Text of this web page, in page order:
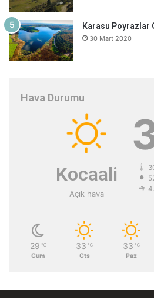
Karasu Poyrazlar
30 Mart 2020
Hava Durumu
Kocaali
Açık hava
29 ℃
Cum
33 ℃
Cts
33 ℃
Paz